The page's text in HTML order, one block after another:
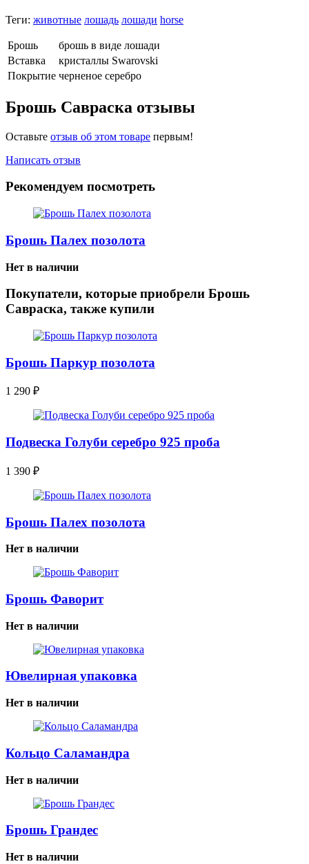
Теги: животные лошадь лошади horse
Брошь
брошь в виде лошади
Вставка
кристаллы Swarovski
Покрытие черненое серебро
Брошь Савраска отзывы
Оставьте отзыв об этом товаре первым!
Написать отзыв
Рекомендуем посмотреть
Брошь Палех позолота
Нет в наличии
Покупатели, которые приобрели Брошь
Савраска, также купили
Брошь Паркур позолота
1 290 ₽
Подвеска Голуби серебро 925 проба
1 390 ₽
Брошь Палех позолота
Нет в наличии
Брошь Фаворит
Нет в наличии
Ювелирная упаковка
Нет в наличии
Кольцо Саламандра
Нет в наличии
Брошь Грандес
Нет в наличии